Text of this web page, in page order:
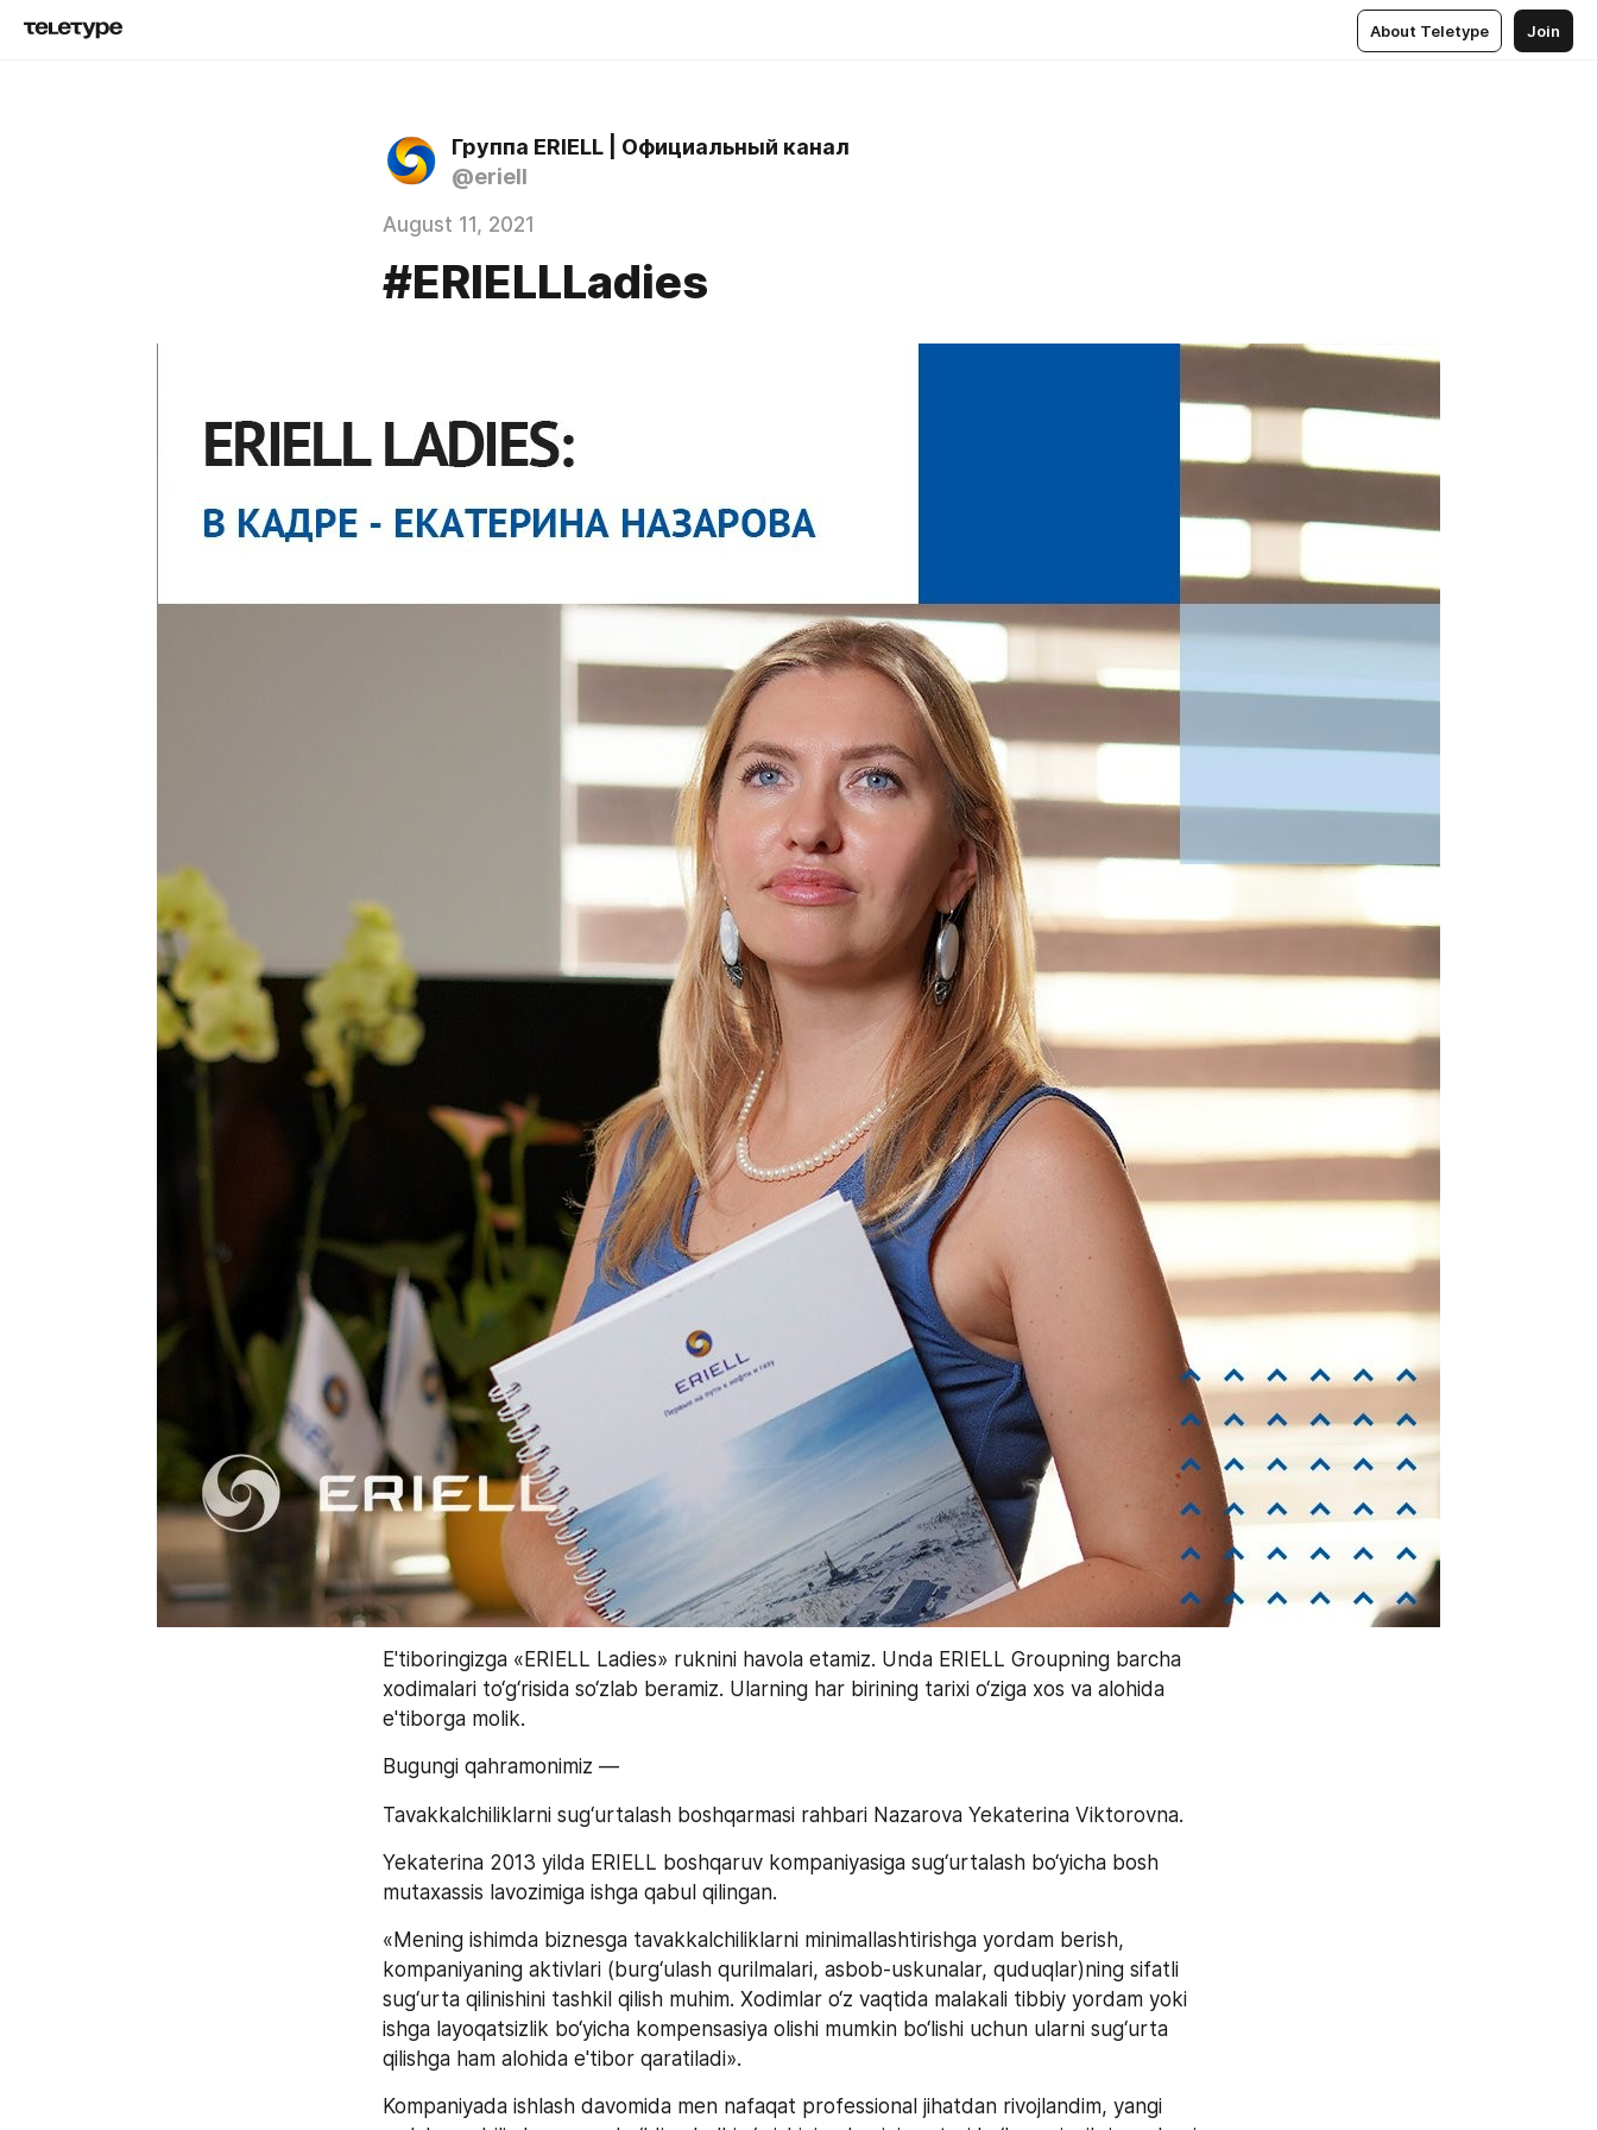
About Teletype Join
Группа ERIELL | Официальный канал
@eriell
August 11, 2021
#ERIELLLadies
E'tiboringizga «ERIELL Ladies» ruknini havola etamiz. Unda ERIELL Groupning barcha
xodimalari to‘g‘risida so‘zlab beramiz. Ularning har birining tarixi o‘ziga xos va alohida
e'tiborga molik.
Bugungi qahramonimiz —
Tavakkalchiliklarni sug‘urtalash boshqarmasi rahbari Nazarova Yekaterina Viktorovna.
Yekaterina 2013 yilda ERIELL boshqaruv kompaniyasiga sug‘urtalash bo‘yicha bosh
mutaxassis lavozimiga ishga qabul qilingan.
«Mening ishimda biznesga tavakkalchiliklarni minimallashtirishga yordam berish,
kompaniyaning aktivlari (burg‘ulash qurilmalari, asbob-uskunalar, quduqlar)ning sifatli
sug‘urta qilinishini tashkil qilish muhim. Xodimlar o‘z vaqtida malakali tibbiy yordam yoki
ishga layoqatsizlik bo‘yicha kompensasiya olishi mumkin bo‘lishi uchun ularni sug‘urta
qilishga ham alohida e'tibor qaratiladi».
Kompaniyada ishlash davomida men nafaqat professional jihatdan rivojlandim, yangi